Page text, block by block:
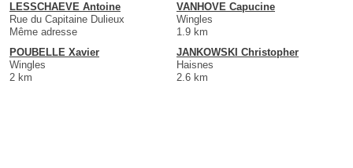
LESSCHAEVE Antoine
Rue du Capitaine Dulieux
Même adresse
VANHOVE Capucine
Wingles
1.9 km
POUBELLE Xavier
Wingles
2 km
JANKOWSKI Christopher
Haisnes
2.6 km